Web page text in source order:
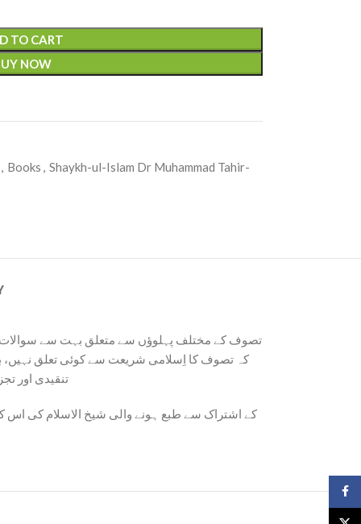
TO CART
NOW
, Books , Shaykh-ul-Islam Dr Muhammad Tahir-
تصوف کے مختلف پہلوؤں سے متعلق بہت سے سوالات
کہ تصوف کا اِسلامی شریعت سے کوئی تعلق نہیں،
تنقیدی اور